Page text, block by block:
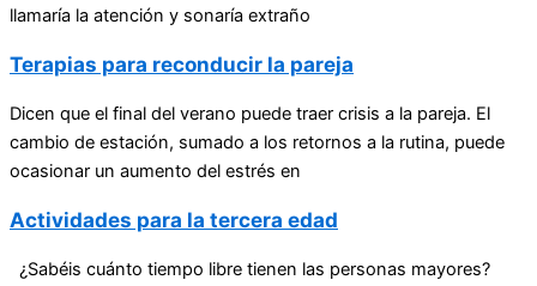
llamaría la atención y sonaría extraño
Terapias para reconducir la pareja
Dicen que el final del verano puede traer crisis a la pareja. El
cambio de estación, sumado a los retornos a la rutina, puede
ocasionar un aumento del estrés en
Actividades para la tercera edad
¿Sabéis cuánto tiempo libre tienen las personas mayores?